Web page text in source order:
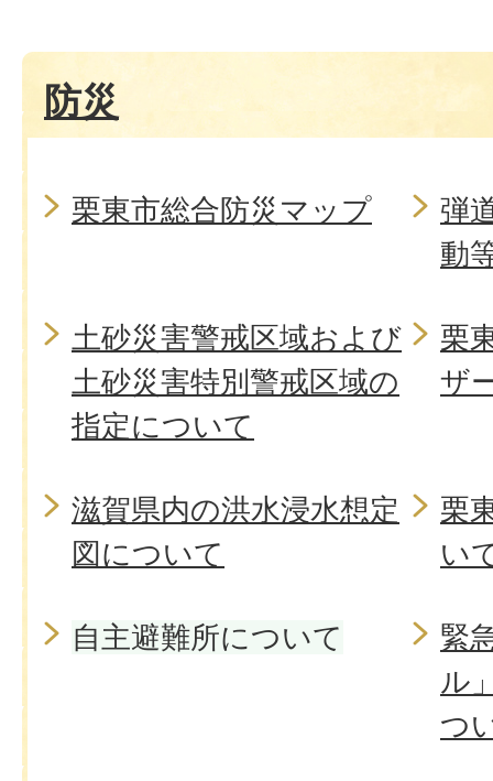
防災
栗東市総合防災マップ
弾
動
土砂災害警戒区域および
土砂災害特別警戒区域の
指定について
栗
ザ
滋賀県内の洪水浸水想定
図について
栗
い
自主避難所について
緊
ル
つ